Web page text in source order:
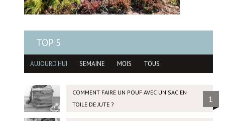
TOP 5
AUJOURD'HUI SEMAINE MOIS TOUS
COMMENT FAIRE UN POUF AVEC UN SAC EN
TOILE DE JUTE ?
1